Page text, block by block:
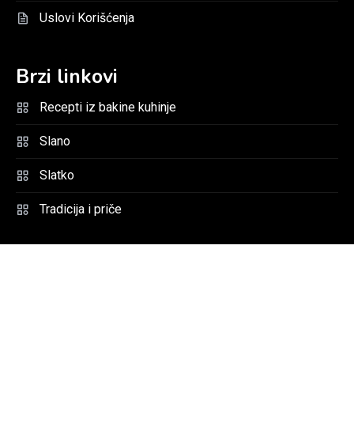
Uslovi Korišćenja
Brzi linkovi
Recepti iz bakine kuhinje
Slano
Slatko
Tradicija i priče